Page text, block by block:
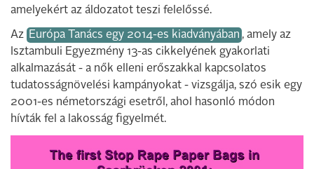
amelyekért az áldozatot teszi felelőssé.
Az Európa Tanács egy 2014-es kiadványában , amely az
Isztambuli Egyezmény 13-as cikkelyének gyakorlati
alkalmazását - a nők elleni erőszakkal kapcsolatos
tudatosságnövelési kampányokat - vizsgálja, szó esik egy
2001-es németországi esetről, ahol hasonló módon
hívták fel a lakosság figyelmét.